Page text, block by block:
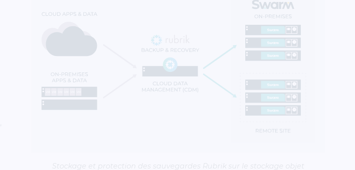
Stockage et protection des sauvegardes Rubrik sur le stockage objet